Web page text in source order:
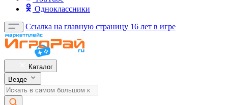
Одноклассники
Ссылка на главную страницу 16 лет в игре
Каталог
Везде